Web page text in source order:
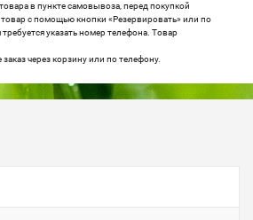
в пункте самовывоза, перед покупкой
с помощью кнопки «Резервировать» или по
указать номер телефона. Товар
через корзину или по телефону.